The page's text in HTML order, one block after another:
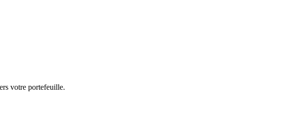
votre portefeuille.